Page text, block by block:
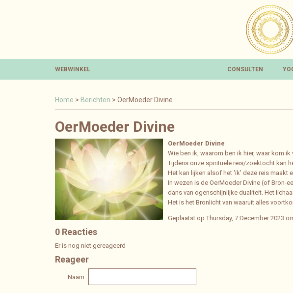
CONSULTEN
WEBWINKEL
Home > Berichten > OerMoeder Divine
OerMoeder Divine
OerMoeder Divine
Wie ben ik, waarom ben ik hier, waar kom
Tijdens onze spirituele reis/zoektocht kan
Het kan lijken alsof het 'ik' deze reis maakt
In wezen is de OerMoeder Divine (of Bron-
dans van ogenschijnlijke dualiteit. Het
Het is het Bronlicht van waaruit alles
Geplaatst op Thursday, 7 December 2023
0 Reacties
Er is nog niet gereageerd
Reageer
Naam